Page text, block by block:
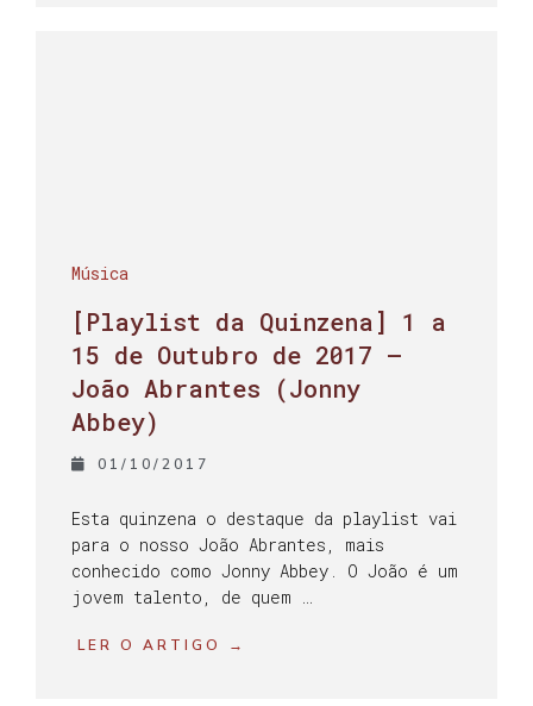
Música
[Playlist da Quinzena] 1 a
15 de Outubro de 2017 –
João Abrantes (Jonny
Abbey)
01/10/2017
Esta quinzena o destaque da playlist vai
para o nosso João Abrantes, mais
conhecido como Jonny Abbey. O João é um
jovem talento, de quem …
LER O ARTIGO →